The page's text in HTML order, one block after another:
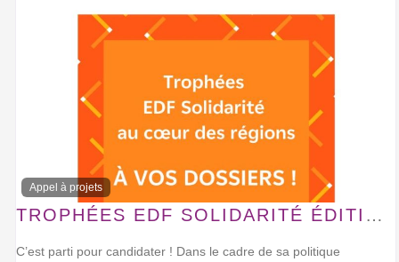
Appel à projets
TROPHÉES EDF SOLIDARITÉ ÉDITION 2026
C’est parti pour candidater ! Dans le cadre de sa politique